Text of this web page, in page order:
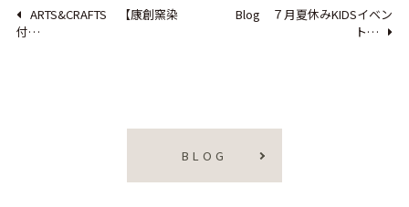
ARTS&CRAFTS 【康創窯染
付…
Blog ７月夏休みKIDSイベン
ト…
BLOG